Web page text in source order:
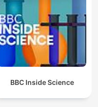
BBC Inside Science